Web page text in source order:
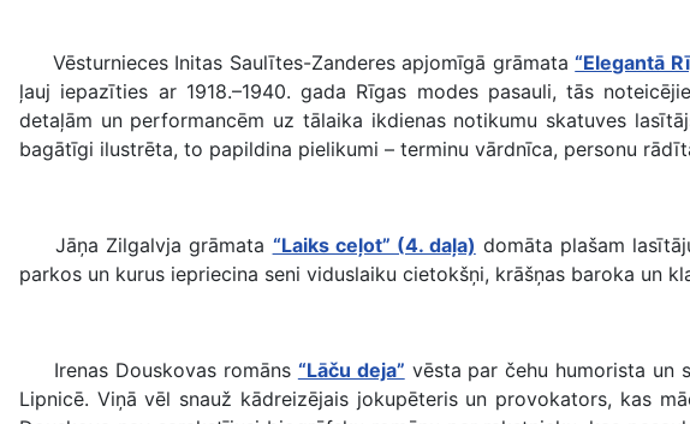
Vēsturnieces Initas Saulītes-Zanderes apjomīgā grāmata“Elegantā
ļauj iepazīties ar 1918.–1940. gada Rīgas modes pasauli, tās
detaļām un performancēm uz tālaika ikdienas notikumu skatuves
bagātīgi ilustrēta, to papildina pielikumi – terminu vārdnīca, personu
Jāņa Zilgalvja grāmata “Laiks ceļot” (4. daļa) domāta plašam
parkos un kurus iepriecina seni viduslaiku cietokšņi, krāšņas baroka un
Irenas Douskovas romāns “Lāču deja” vēsta par čehu humorista un
Lipnicē. Viņā vēl snauž kādreizējais jokupēteris un provokators, kas